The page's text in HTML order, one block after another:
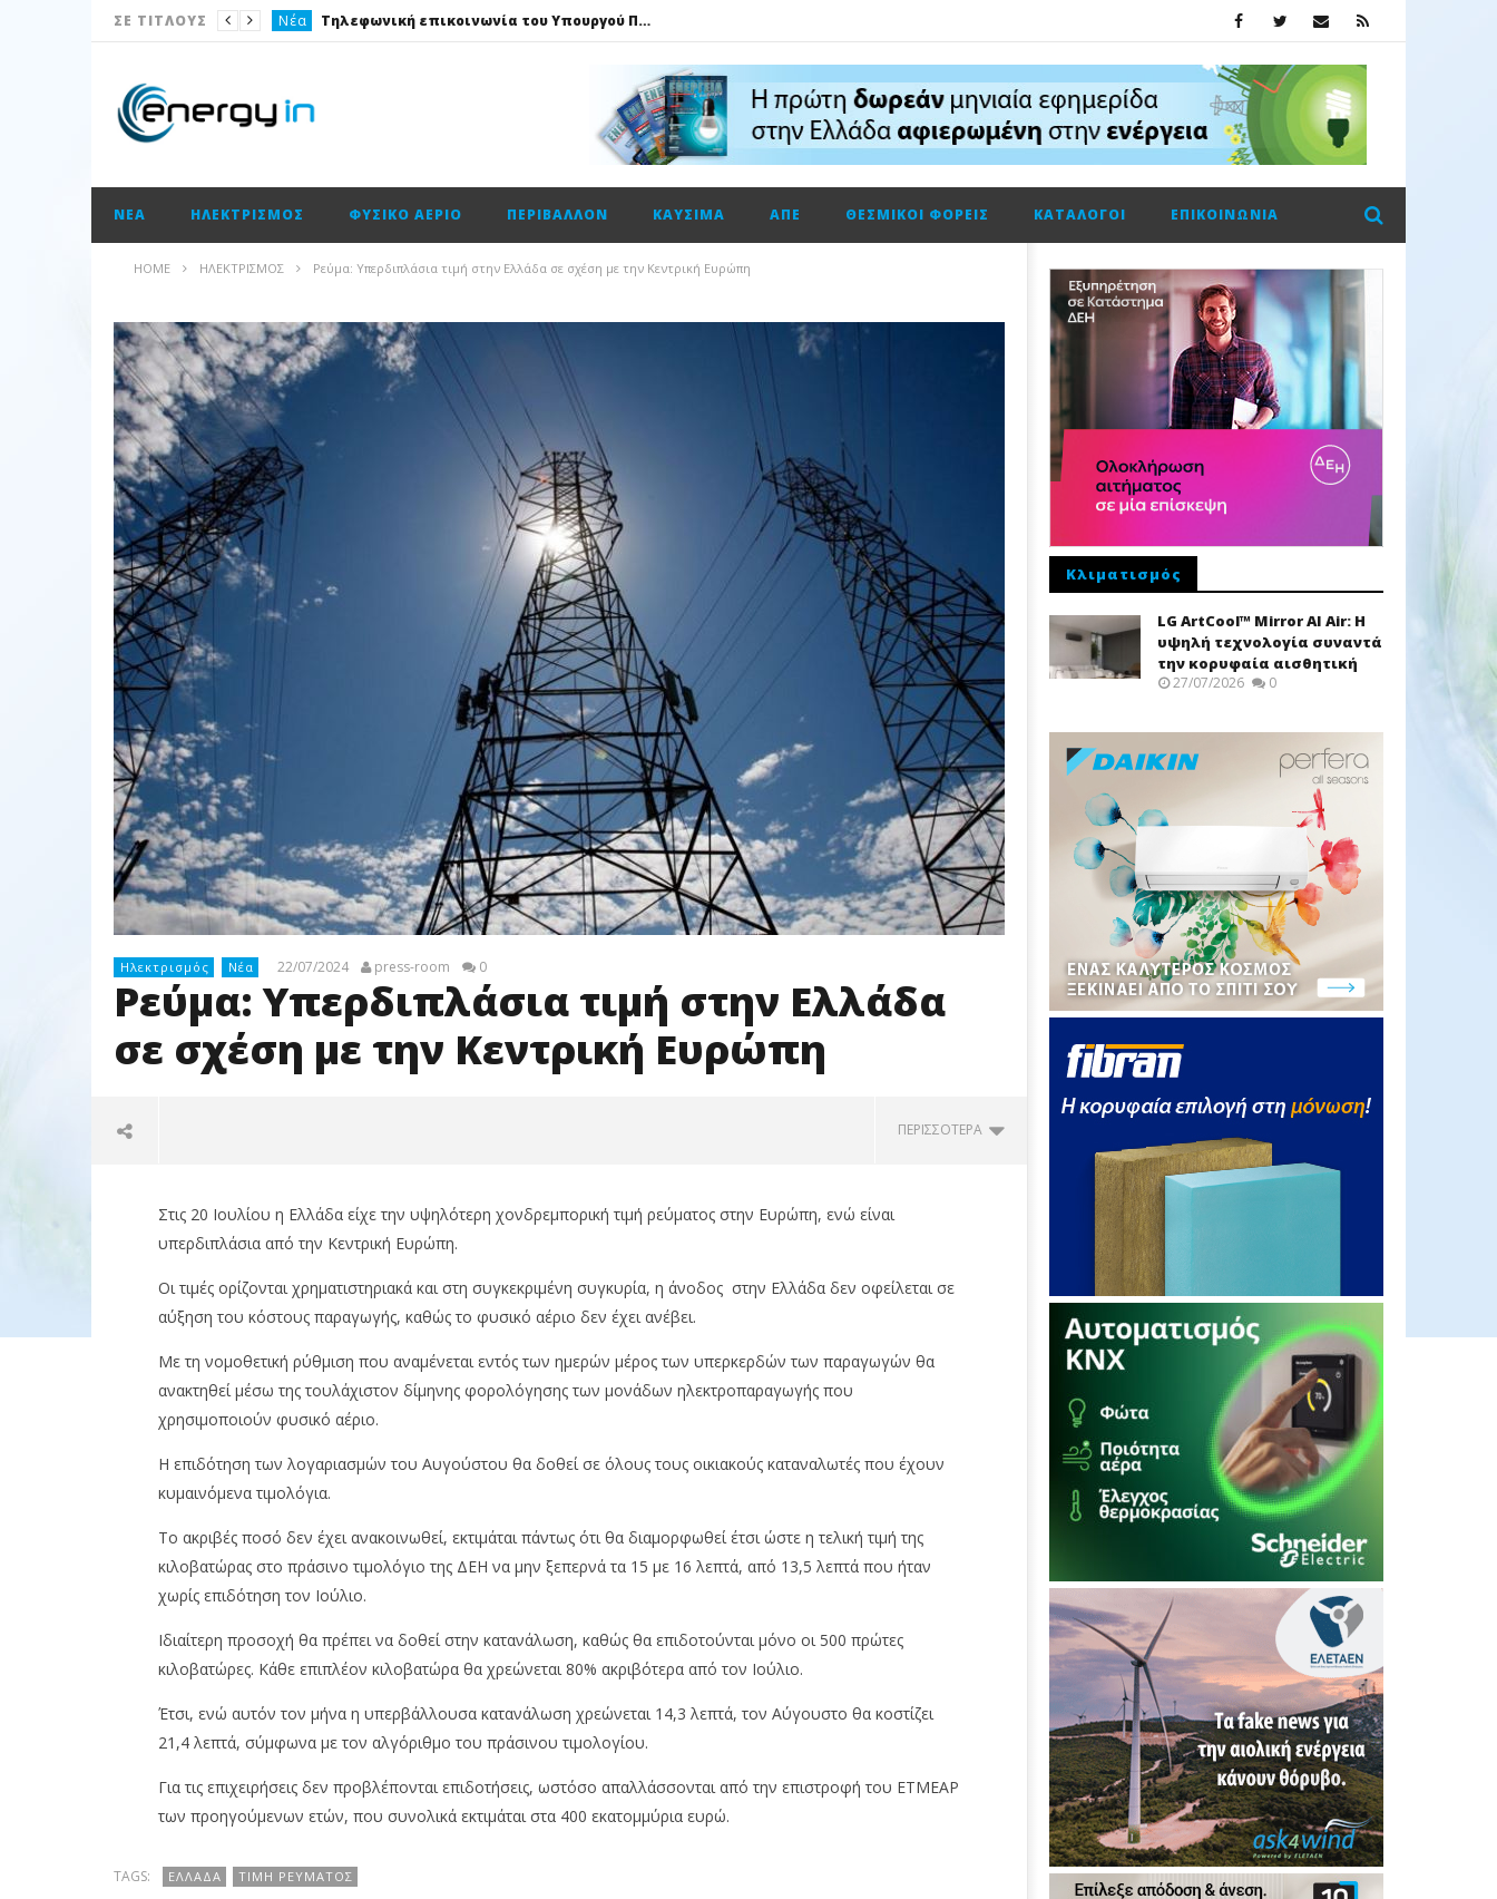
ΣΕ ΤΙΤΛΟΥΣ Νέα Τηλεφωνική επικοινωνία του Υπουργού Περιβάλλοντος και Ενέργειας, κ. Σταύρου Παπασταύρου με τον Ισραηλινό ομόλογό του, κ. Eli Cohen
Ηλεκτρισμός GSI: Η είσοδος της Meridiam αλλάζει τα δεδομένα για τη διασύνδεση Ελλάδας – Κύπρου
Ο Όμιλος AKTOR εξαγοράζει το 75% των εταιρειών ΗΛΕΚΤΩΡ και THALIS στο πλαίσιο στρατηγικής συνεργασίας με τον Όμιλο ΜΟΤΟΡ ΟΪΛ
Ισολογισμοί Metlen: Σε επίπεδο ρεκόρ τα EBITDA το εξάμηνο, στα 550 εκατ. ευρώ – Κέρδη 2,18 ευρώ ανά μετοχή
Ισολογισμοί
ΝΈΑ ΗΛΕΚΤΡΙΣΜΌΣ ΦΥΣΙΚΌ ΑΈΡΙΟ ΠΕΡΙΒΆΛΛΟΝ ΚΑΎΣΙΜΑ ΑΠΕ ΘΕΣΜΙΚΟΊ ΦΟΡΕΊΣ ΚΑΤΆΛΟΓΟΙ ΕΠΙΚΟΙΝΩΝΊΑ
HOME ΗΛΕΚΤΡΙΣΜΌΣ Ρεύμα: Υπερδιπλάσια τιμή στην Ελλάδα σε σχέση με την Κεντρική Ευρώπη
Ηλεκτρισμός Νέα 22/07/2024 press-room 0
Ρεύμα: Υπερδιπλάσια τιμή στην Ελλάδα
σε σχέση με την Κεντρική Ευρώπη
ΠΕΡΙΣΣΌΤΕΡΑ
NOW VIEWING
Ρεύμα: Υπερδιπλάσια τιμή στην
Ελλάδα σε σχέση με την
Κεντρική Ευρώπη
press-
22/07/2024
press-
στα οικιακά κυμαινόμενα
τιμολογία για το 2024
room
Τι συμβαίνει με τα αιολικά
πάρκα και την τιμή του
ρεύματος; Νέο σπότ της
22/07/2024
Στις 20 Ιουλίου η Ελλάδα είχε την υψηλότερη χονδρεμπορική τιμή ρεύματος στην Ευρώπη, ενώ είναι
υπερδιπλάσια από την Κεντρική Ευρώπη.
Οι τιμές ορίζονται χρηματιστηριακά και στη συγκεκριμένη συγκυρία, η άνοδος στην Ελλάδα δεν οφείλεται σε
αύξηση του κόστους παραγωγής, καθώς το φυσικό αέριο δεν έχει ανέβει.
Με τη νομοθετική ρύθμιση που αναμένεται εντός των ημερών μέρος των υπερκερδών των παραγωγών θα
ανακτηθεί μέσω της τουλάχιστον δίμηνης φορολόγησης των μονάδων ηλεκτροπαραγωγής που
χρησιμοποιούν φυσικό αέριο.
Η επιδότηση των λογαριασμών του Αυγούστου θα δοθεί σε όλους τους οικιακούς καταναλωτές που έχουν
κυμαινόμενα τιμολόγια.
Το ακριβές ποσό δεν έχει ανακοινωθεί, εκτιμάται πάντως ότι θα διαμορφωθεί έτσι ώστε η τελική τιμή της
κιλοβατώρας στο πράσινο τιμολόγιο της ΔΕΗ να μην ξεπερνά τα 15 με 16 λεπτά, από 13,5 λεπτά που ήταν
χωρίς επιδότηση τον Ιούλιο.
Ιδιαίτερη προσοχή θα πρέπει να δοθεί στην κατανάλωση, καθώς θα επιδοτούνται μόνο οι 500 πρώτες
κιλοβατώρες. Κάθε επιπλέον κιλοβατώρα θα χρεώνεται 80% ακριβότερα από τον Ιούλιο.
Έτσι, ενώ αυτόν τον μήνα η υπερβάλλουσα κατανάλωση χρεώνεται 14,3 λεπτά, τον Αύγουστο θα κοστίζει
21,4 λεπτά, σύμφωνα με τον αλγόριθμο του πράσινου τιμολογίου.
Για τις επιχειρήσεις δεν προβλέπονται επιδοτήσεις, ωστόσο απαλλάσσονται από την επιστροφή του ΕΤΜΕΑΡ
των προηγούμενων ετών, που συνολικά εκτιμάται στα 400 εκατομμύρια ευρώ.
TAGS: ΕΛΛΆΔΑ ΤΙΜΉ ΡΕΎΜΑΤΟΣ
Κλιματισμός
LG ArtCool™ Mirror AI Air: Η
υψηλή τεχνολογία συναντά
την κορυφαία αισθητική
27/07/2026 0